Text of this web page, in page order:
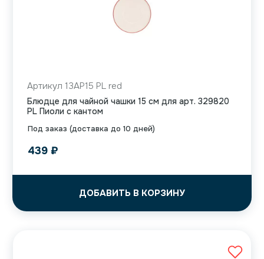
Под заказ (доставка до 10 дней)
Артикул 13AP15 PL red
Блюдце для чайной чашки 15 см для арт. 329820
PL Пиоли с кантом
439 ₽
ДОБАВИТЬ В КОРЗИНУ